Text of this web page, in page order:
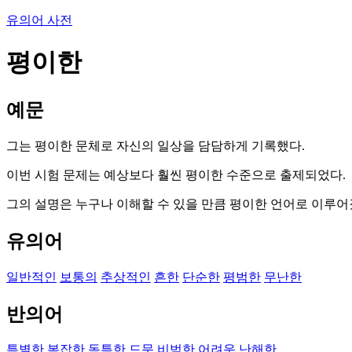
유의어 사전
평이한
예문
그는 평이한 문체로 자신의 일상을 담담하게 기록했다.
이번 시험 문제는 예상보다 훨씬 평이한 수준으로 출제되었다.
그의 설명은 누구나 이해할 수 있을 만큼 평이한 언어로 이루어
유의어
일반적인 보통의 추상적인 흔한 단순한 평범한 무난한
반의어